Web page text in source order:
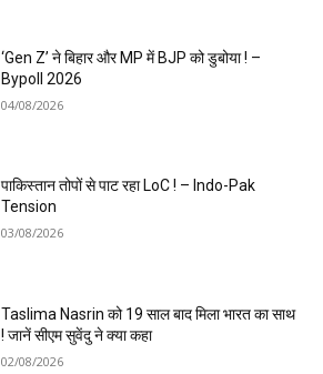
‘Gen Z’ ने बिहार और MP में BJP को डुबोया ! –
Bypoll 2026
04/08/2026
पाकिस्तान तोपों से पाट रहा LoC ! – Indo-Pak
Tension
03/08/2026
Taslima Nasrin को 19 साल बाद मिला भारत का साथ
! जानें सीएम सुवेंदु ने क्या कहा
02/08/2026